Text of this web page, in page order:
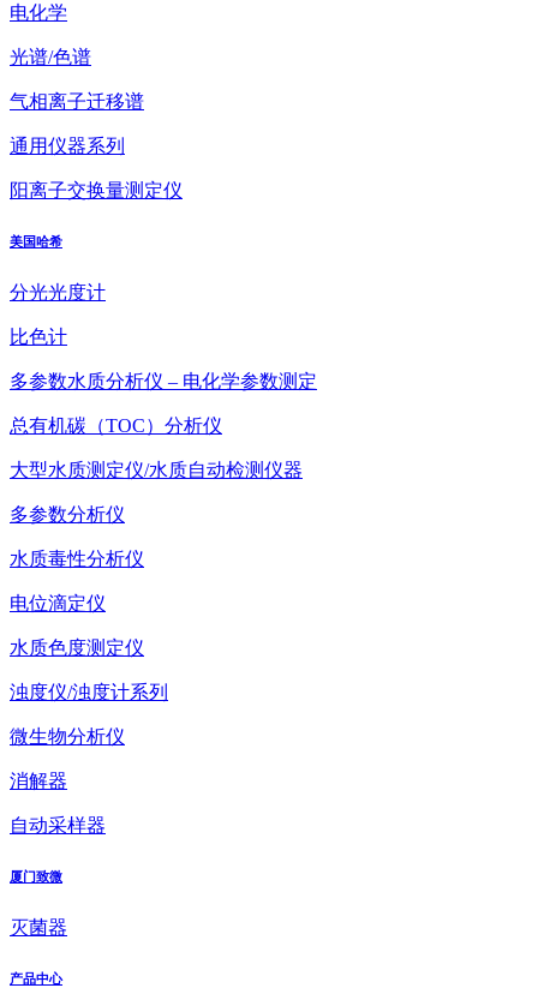
电化学
光谱/色谱
气相离子迁移谱
通用仪器系列
阳离子交换量测定仪
美国哈希
分光光度计
比色计
多参数水质分析仪 – 电化学参数测定
总有机碳（TOC）分析仪
大型水质测定仪/水质自动检测仪器
多参数分析仪
水质毒性分析仪
电位滴定仪
水质色度测定仪
浊度仪/浊度计系列
微生物分析仪
消解器
自动采样器
厦门致微
灭菌器
产品中心